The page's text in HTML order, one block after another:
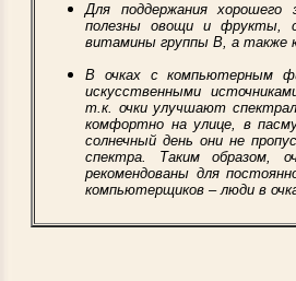
Для поддержания хорошего
полезны овощи и фрукты,
витамины группы В, а также
В очках с компьютерным
искусственными
т.к. очки улучшают
комфортно на улице, в
солнечный день они не
спектра. Таким образом,
рекомендованы для
компьютерщиков – люди в